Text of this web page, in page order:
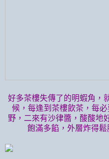
好多茶樓失傳了的明蝦角，
候，每逢到茶樓飲茶，每
野，二來有沙律醬，酸酸地
飽滿多餡，外層炸得